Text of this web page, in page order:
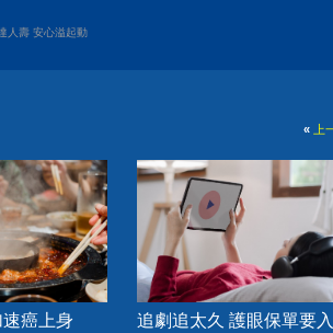
人壽 安心溢起動
« 上
癌上身
追劇追太久 護眼保單要入